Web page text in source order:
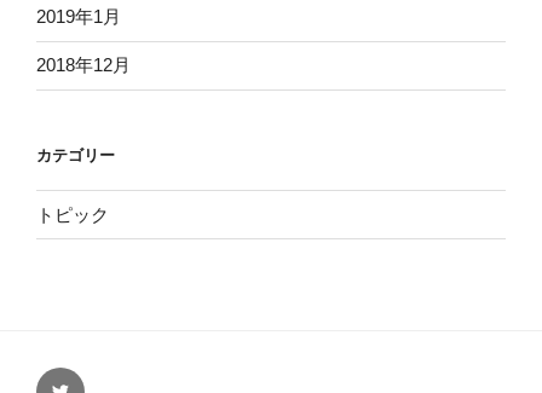
2019年1月
2018年12月
カテゴリー
トピック
twitter